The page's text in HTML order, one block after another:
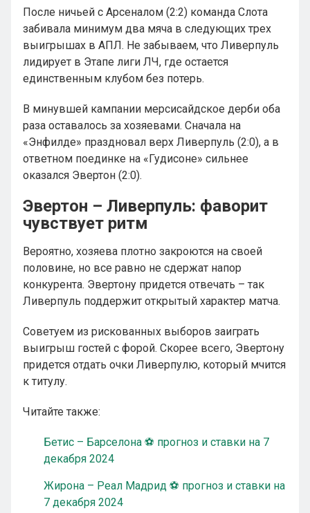
После ничьей с Арсеналом (2:2) команда Слота
забивала минимум два мяча в следующих трех
выигрышах в АПЛ. Не забываем, что Ливерпуль
лидирует в Этапе лиги ЛЧ, где остается
единственным клубом без потерь.
В минувшей кампании мерсисайдское дерби оба
раза оставалось за хозяевами. Сначала на
«Энфилде» праздновал верх Ливерпуль (2:0), а в
ответном поединке на «Гудисоне» сильнее
оказался Эвертон (2:0).
Эвертон – Ливерпуль: фаворит
чувствует ритм
Вероятно, хозяева плотно закроются на своей
половине, но все равно не сдержат напор
конкурента. Эвертону придется отвечать – так
Ливерпуль поддержит открытый характер матча.
Советуем из рискованных выборов заиграть
выигрыш гостей с форой. Скорее всего, Эвертону
придется отдать очки Ливерпулю, который мчится
к титулу.
Читайте также:
Бетис – Барселона ⚽ прогноз и ставки на 7
декабря 2024
Жирона – Реал Мадрид ⚽ прогноз и ставки на
7 декабря 2024